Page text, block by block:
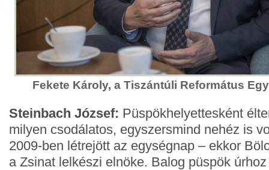
Fekete Károly, a Tiszántúli Református
Steinbach József: Püspökhelyettesként
milyen csodálatos, egyszersmind nehéz is
2009-ben létrejött az egységnap – ekkor
a Zsinat lelkészi elnöke. Balog püspök